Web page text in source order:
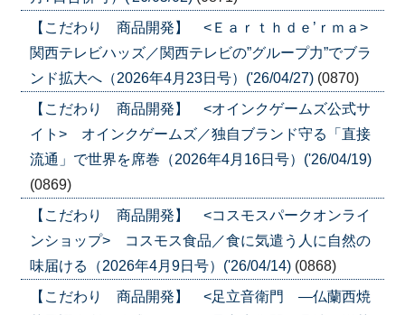
【こだわり 商品開発】 <Ｅａｒｔｈｄｅ’ｒｍａ>
関西テレビハッズ／関西テレビの”グループ力”でブラ
ンド拡大へ（2026年4月23日号）('26/04/27) (0870)
【こだわり 商品開発】 <オインクゲームズ公式サ
イト> オインクゲームズ／独自ブランド守る「直接
流通」で世界を席巻（2026年4月16日号）('26/04/19)
(0869)
【こだわり 商品開発】 <コスモスパークオンライ
ンショップ> コスモス食品／食に気遣う人に自然の
味届ける（2026年4月9日号）('26/04/14) (0868)
【こだわり 商品開発】 <足立音衛門 ―仏蘭西焼